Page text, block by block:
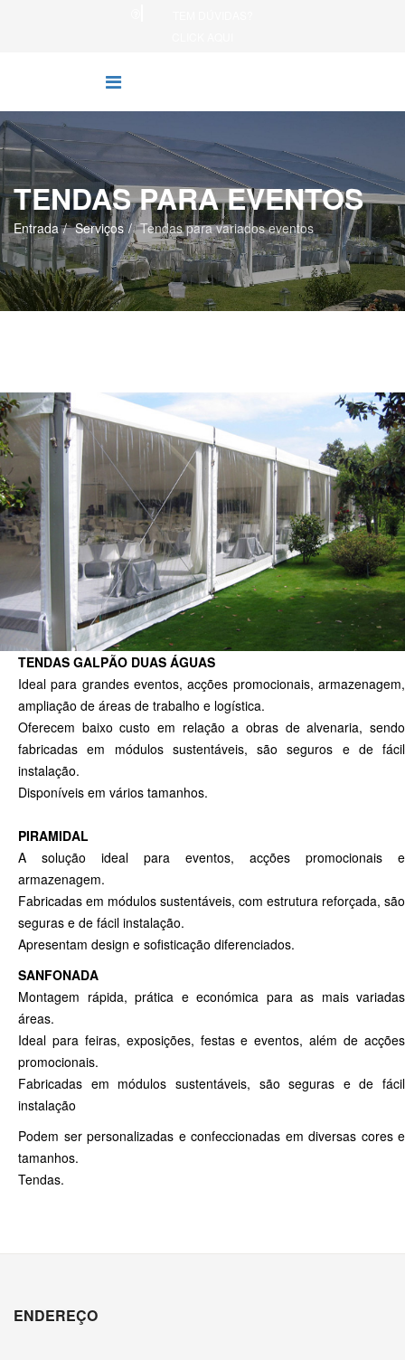
TENDAS PARA EVENTOS
Entrada Serviços Tendas para variados eventos
TENDAS GALPÃO DUAS ÁGUAS
Ideal para grandes eventos, acções promocionais, armazenagem,
ampliação de áreas de trabalho e logística.
Oferecem baixo custo em relação a obras de alvenaria, sendo
fabricadas em módulos sustentáveis, são seguros e de fácil
instalação.
Disponíveis em vários tamanhos.
PIRAMIDAL
A solução ideal para eventos, acções promocionais e
armazenagem.
Fabricadas em módulos sustentáveis, com estrutura reforçada, são
seguras e de fácil instalação.
Apresentam design e sofisticação diferenciados.
SANFONADA
Montagem rápida, prática e económica para as mais variadas
áreas.
Ideal para feiras, exposições, festas e eventos, além de acções
promocionais.
Fabricadas em módulos sustentáveis, são seguras e de fácil
instalação
Podem ser personalizadas e confeccionadas em diversas cores e
tamanhos.
Tendas.
ENDEREÇO